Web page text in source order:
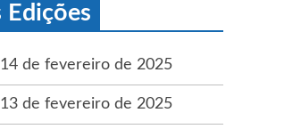
de fevereiro de 2025
de fevereiro de 2025